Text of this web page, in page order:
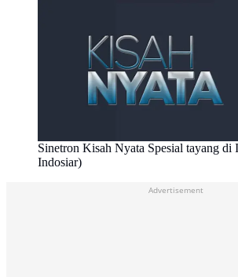
Sinetron Kisah Nyata Spesial tayang di
Indosiar)
Advertisement